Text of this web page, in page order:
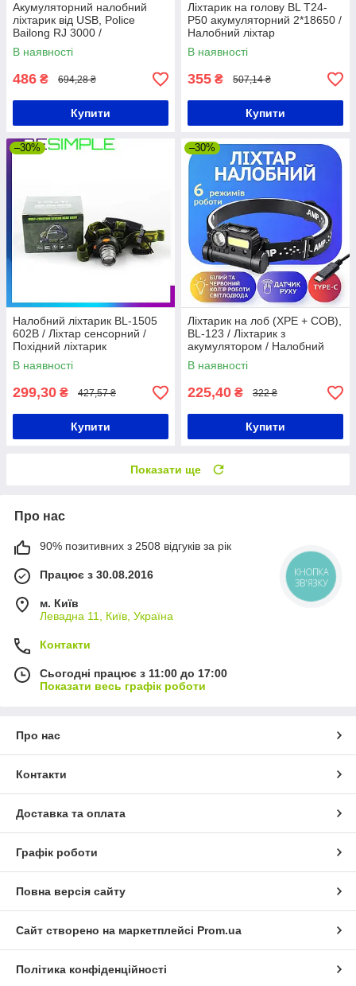
Акумуляторний налобний
ліхтарик від USB, Police
Bailong RJ 3000 /
Світлодіодний ліхтар
налобний / Ліхтарик на лоб
В наявності
486 ₴ 694,28 ₴
Купити
Ліхтарик на голову BL T24-
P50 акумуляторний 2*18650 /
Налобний ліхтар
В наявності
355 ₴ 507,14 ₴
Купити
–30%
Налобний ліхтарик BL-1505
602B / Ліхтар сенсорний /
Похідний ліхтарик
В наявності
299,30 ₴ 427,57 ₴
Купити
–30%
Ліхтарик на лоб (XPE + COB),
BL-123 / Ліхтарик з
акумулятором / Налобний
ліхтар з датчиком руху /
Світлодіодний ліхтарик на
голову
В наявності
225,40 ₴ 322 ₴
Купити
Показати ще
Про нас
90% позитивних з 2508 відгуків за рік
Працює з 30.08.2016
м. Київ
Левадна 11, Київ, Україна
Контакти
Сьогодні працює з 11:00 до 17:00
Показати весь графік роботи
Про нас
Контакти
Доставка та оплата
Графік роботи
Повна версія сайту
Сайт створено на маркетплейсі Prom.ua
Політика конфіденційності
КНОПКА
ЗВ'ЯЗКУ